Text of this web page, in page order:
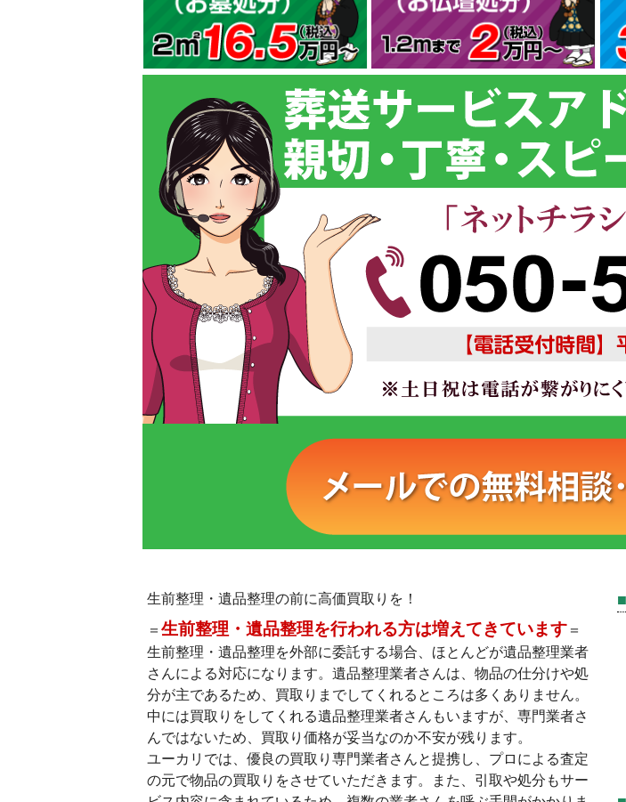
生前整理・遺品整理の前に高価買取りを！
＝生前整理・遺品整理を行われる方は増えてきています ＝
生前整理・遺品整理を外部に委託する場合、ほとんどが遺品整理業者
さんによる対応になります。遺品整理業者さんは、物品の仕分けや処
分が主であるため、買取りまでしてくれるところは多くありません。
中には買取りをしてくれる遺品整理業者さんもいますが、専門業者さ
んではないため、買取り価格が妥当なのか不安が残ります。
ユーカリでは、優良の買取り専門業者さんと提携し、プロによる査定
の元で物品の買取りをさせていただきます。また、引取や処分もサー